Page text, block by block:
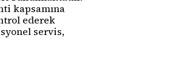
kapsamına
ederek
servis,